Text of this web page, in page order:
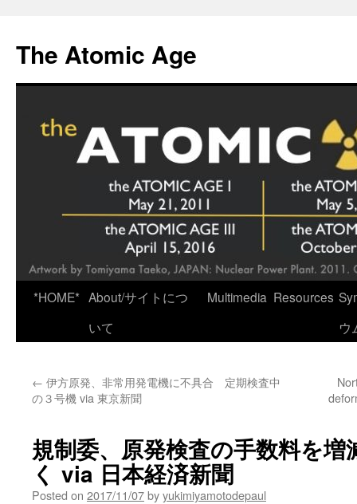
content
The Atomic Age
*HOME* About/サイトにつ
いて
Multimedia Resources
ウ
← 伊方原発、非常用発電機に不具合 定期検査中
の３号機 via 東京新聞
規制委、原発検査の手数料を
く via 日本経済新聞
Posted on 2017/11/07byyukimiyamotodepaul